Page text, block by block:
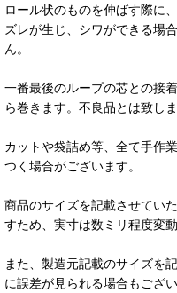
ロール状のものを伸ばす際に
ズレが生じ、シワができる場
ん。
一番最後のループの芯との接
ら巻きます。不良品とは致しま
カットや袋詰め等、全て手作
つく場合がございます。
商品のサイズを記載させてい
すため、実寸は数ミリ程度変
また、製造元記載のサイズを
に誤差が見られる場合もござい